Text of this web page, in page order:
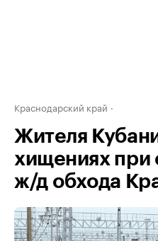
Краснодарский край
Жителя
хищениях при
ж/д обхода